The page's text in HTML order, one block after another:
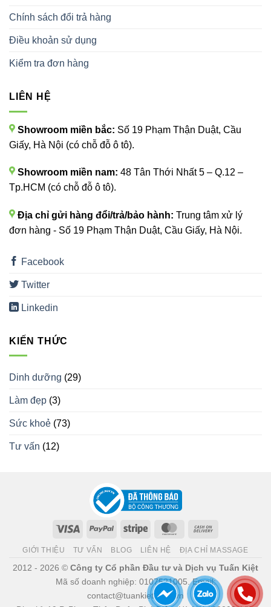
Chính sách đổi trả hàng
Điều khoản sử dụng
Kiểm tra đơn hàng
LIÊN HỆ
Showroom miền bắc: Số 19 Phạm Thận Duật, Cầu
Giấy, Hà Nội (có chỗ đỗ ô tô).
Showroom miền nam: 48 Tân Thới Nhất 5 – Q.12 –
Tp.HCM (có chỗ đỗ ô tô).
Địa chỉ gửi hàng đổi/trả/bảo hành: Trung tâm xử lý
đơn hàng - Số 19 Phạm Thận Duật, Cầu Giấy, Hà Nội.
Facebook
Twitter
Linkedin
KIẾN THỨC
Dinh dưỡng (29)
Làm đẹp (3)
Sức khoẻ (73)
Tư vấn (12)
Visa PayPal Stripe MasterCard
Delivery
GIỚI THIỆU TƯ VẤN BLOG LIÊN HỆ ĐỊA CHỈ MASSAGE
2012 - 2026 © Công ty Cổ phần Đầu tư và Dịch vụ Tuấn Kiệt
Mã số doanh nghiệp: 0107521005. Email:
contact@tuankiet.com.vn